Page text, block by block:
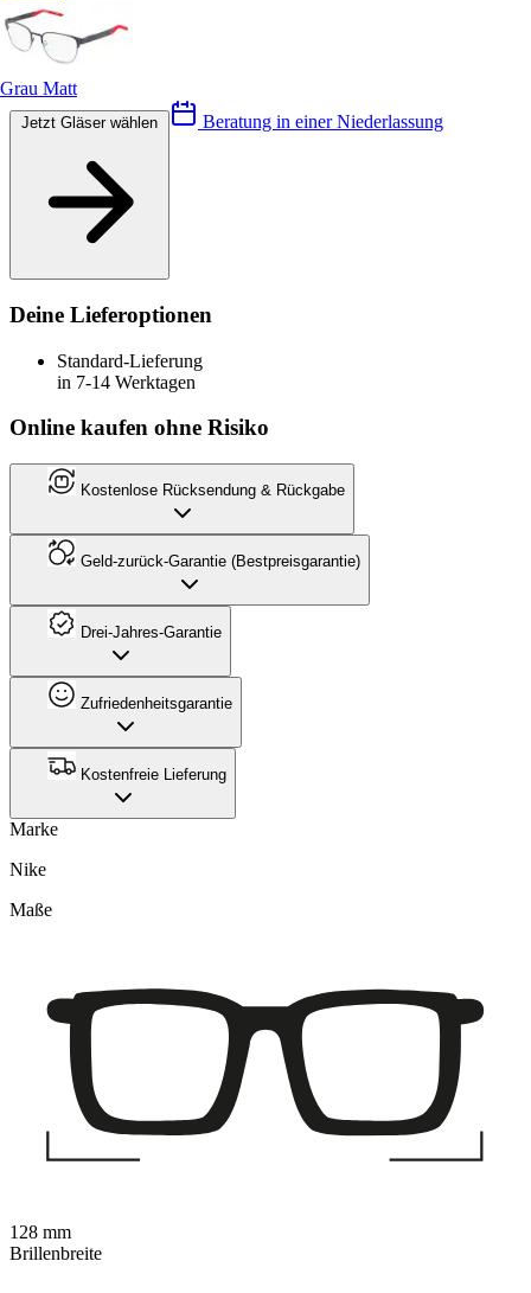
Grau Matt
Beratung in einer Niederlassung
Deine Lieferoptionen
Standard-Lieferung
in 7-14 Werktagen
Online kaufen ohne Risiko
Kostenlose Rücksendung & Rückgabe
Geld-zurück-Garantie (Bestpreisgarantie)
Drei-Jahres-Garantie
Zufriedenheitsgarantie
Kostenfreie Lieferung
Marke
Nike
Maße
128 mm
Brillenbreite